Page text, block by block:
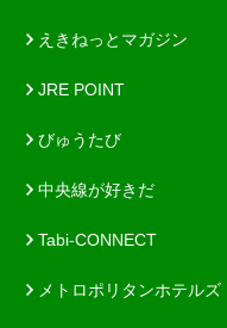
えきねっとマガジン
JRE POINT
びゅうたび
中央線が好きだ
Tabi-CONNECT
メトロポリタンホテルズ